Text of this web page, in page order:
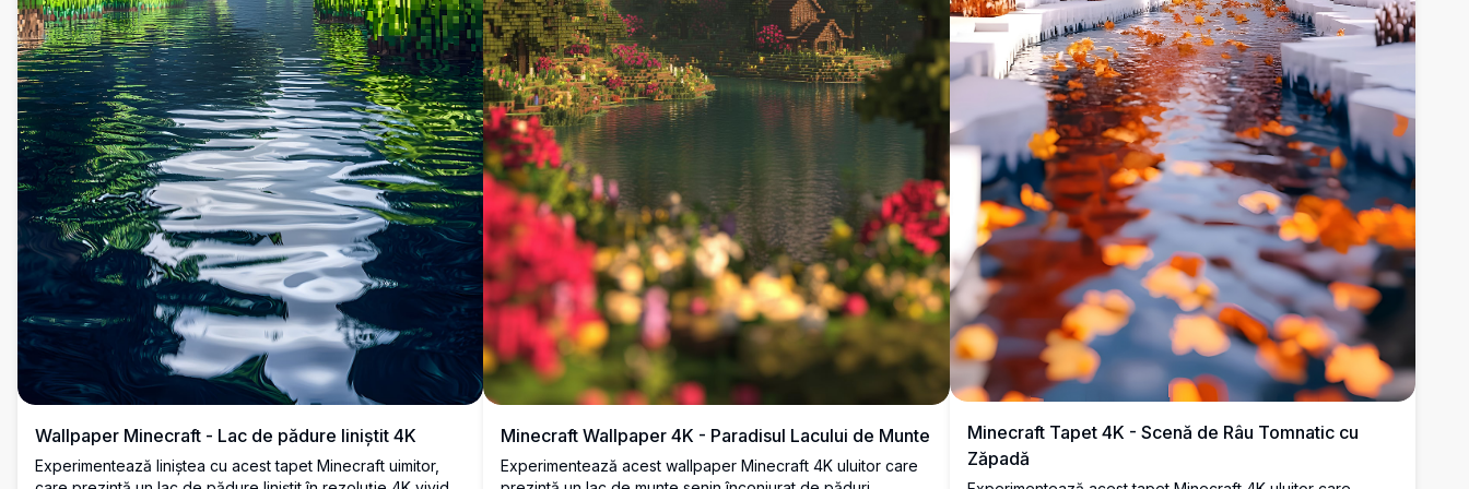
Wallpaper Minecraft - Lac de pădure liniștit 4K
Experimentează liniștea cu acest tapet Minecraft uimitor,
Minecraft Wallpaper 4K - Paradisul Lacului de Munte
Experimentează acest wallpaper Minecraft 4K uluitor care
Minecraft Tapet 4K - Scenă de Râu Tomnatic cu
Zăpadă